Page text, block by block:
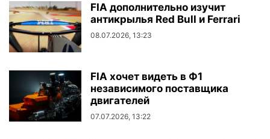
FIA дополнительно изучит
антикрылья Red Bull и Ferrari
08.07.2026, 13:23
FIA хочет видеть в Ф1
независимого поставщика
двигателей
07.07.2026, 13:22